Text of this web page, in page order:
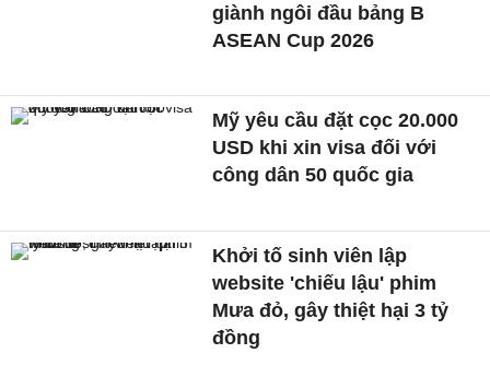
giành ngôi đầu bảng B
ASEAN Cup 2026
Mỹ yêu cầu đặt cọc 20.000
USD khi xin visa đối với
công dân 50 quốc gia
Khởi tố sinh viên lập
website 'chiếu lậu' phim
Mưa đỏ, gây thiệt hại 3 tỷ
đồng